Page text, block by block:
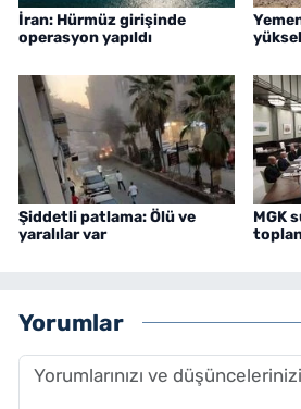
İran: Hürmüz girişinde
operasyon yapıldı
Şiddetli patlama: Ölü ve
yaralılar var
MGK
Yorumlar